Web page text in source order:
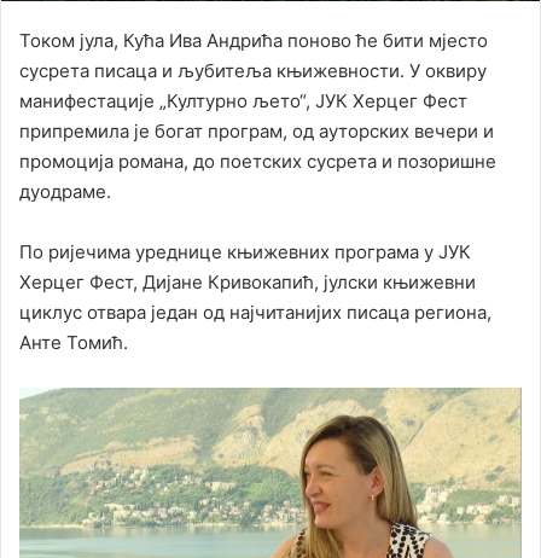
Током јула, Кућа Ива Андрића поново ће бити мјесто
сусрета писаца и љубитеља књижевности. У оквиру
манифестације „Културно љето“, ЈУК Херцег Фест
припремила је богат програм, од ауторских вечери и
промоција романа, до поетских сусрета и позоришне
дуодраме.
По ријечима уреднице књижевних програма у ЈУК
Херцег Фест, Дијане Кривокапић, јулски књижевни
циклус отвара један од најчитанијих писаца региона,
Анте Томић.